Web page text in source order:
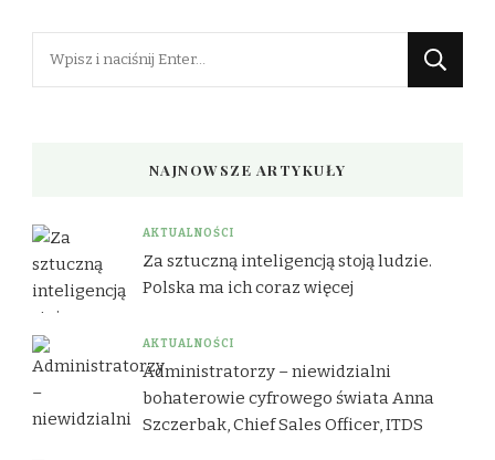
NAJNOWSZE ARTYKUŁY
AKTUALNOŚCI
Za sztuczną inteligencją stoją ludzie.
Polska ma ich coraz więcej
AKTUALNOŚCI
Administratorzy – niewidzialni
bohaterowie cyfrowego świata Anna
Szczerbak, Chief Sales Officer, ITDS